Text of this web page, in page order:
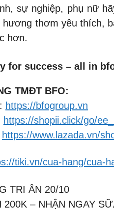
sự nghiệp, phụ nữ
thơm yêu thích,
hơn.
for success – all in
TMĐT BFO:
https://bfogroup.vn
https://shopii.click/go/
https://www.lazada.vn/
tiki.vn/cua-hang/cua-
TRI ÂN 20/10
200K – NHẬN NGAY